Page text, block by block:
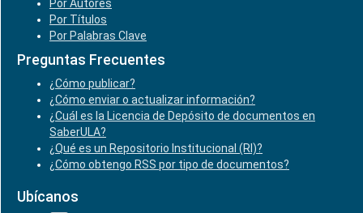
Por Autores
Por Títulos
Por Palabras Clave
Preguntas Frecuentes
¿Cómo publicar?
¿Cómo enviar o actualizar información?
¿Cuál es la Licencia de Depósito de documentos en
SaberULA?
¿Qué es un Repositorio Institucional (RI)?
¿Cómo obtengo RSS por tipo de documentos?
Ubícanos